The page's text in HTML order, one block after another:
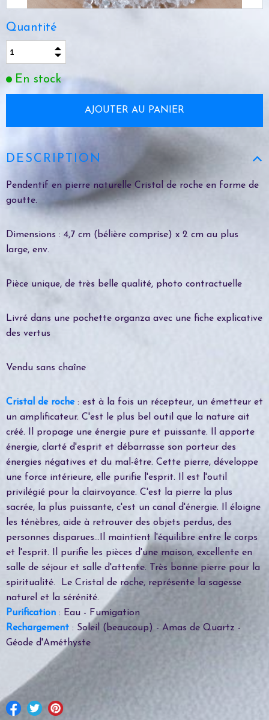
Quantité
En stock
DESCRIPTION
Pendentif en pierre naturelle Cristal de roche en forme de
goutte.
Dimensions : 4,7 cm (bélière comprise) x 2 cm au plus
large, env.
Pièce unique, de très belle qualité, photo contractuelle
Livré dans une pochette organza avec une fiche explicative
des vertus
Vendu sans chaîne
Cristal de roche: est à la fois un récepteur, un émetteur et
un amplificateur. C'est le plus bel outil que la nature ait
créé. Il propage une énergie pure et puissante. Il apporte
énergie, clarté d'esprit et débarrasse son porteur des
énergies négatives et du mal-être. Cette pierre, développe
une force intérieure, elle purifie l'esprit. Il est l'outil
privilégié pour la clairvoyance. C'est la pierre la plus
sacrée, la plus puissante, c'est un canal d'énergie. Il éloigne
les ténèbres, aide à retrouver des objets perdus, des
personnes disparues...Il maintient l'équilibre entre le corps
et l'esprit. Il purifie les pièces d'une maison, excellente en
salle de séjour et salle d'attente. Très bonne pierre pour la
spiritualité. Le Cristal de roche, représente la sagesse
naturel et la sérénité.
Purification : Eau - Fumigation
Rechargement : Soleil (beaucoup) - Amas de Quartz -
Géode d'Améthyste